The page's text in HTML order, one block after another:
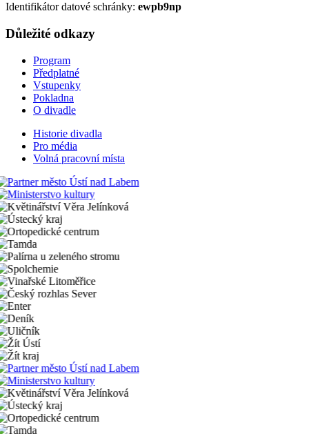
Identifikátor datové schránky: ewpb9np
Důležité odkazy
Program
Předplatné
Vstupenky
Pokladna
O divadle
Historie divadla
Pro média
Volná pracovní místa